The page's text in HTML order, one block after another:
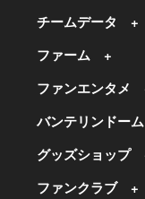
チームデータ
ファーム
ファンエンタメ
バンテリンドーム
グッズショップ
ファンクラブ